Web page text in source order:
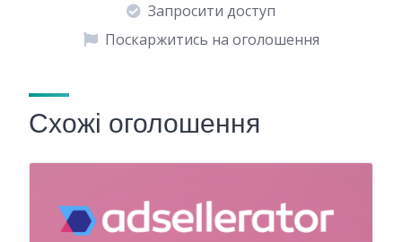
Запросити доступ
Поскаржитись на оголошення
Схожі оголошення